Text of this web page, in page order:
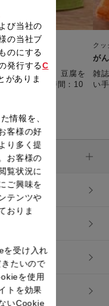
火曜レシピ。 豆腐を
間：10
クッ
が
雑
び当社の
の当社ブ
のにする
発行するC
がありま
情報を、
客様の好
り多く提
お客様の
覧状況に
ご興味を
テンツや
おりま
を受け入れ
たいので
を使用
トを効果
いCookie